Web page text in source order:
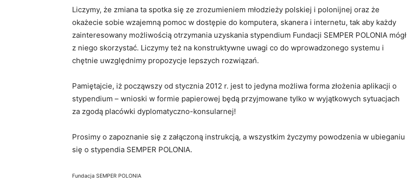
Liczymy, że zmiana ta spotka się ze zrozumieniem młodzieży polskiej i polonijnej oraz że
okażecie sobie wzajemną pomoc w dostępie do komputera, skanera i internetu, tak aby każdy
zainteresowany możliwością otrzymania uzyskania stypendium Fundacji SEMPER POLONIA mógł
z niego skorzystać. Liczymy też na konstruktywne uwagi co do wprowadzonego systemu i
chętnie uwzględnimy propozycje lepszych rozwiązań.
Pamiętajcie, iż począwszy od stycznia 2012 r. jest to jedyna możliwa forma złożenia aplikacji o
stypendium – wnioski w formie papierowej będą przyjmowane tylko w wyjątkowych sytuacjach
za zgodą placówki dyplomatyczno-konsularnej!
Prosimy o zapoznanie się z załączoną instrukcją, a wszystkim życzymy powodzenia w ubieganiu
się o stypendia SEMPER POLONIA.
Fundacja SEMPER POLONIA